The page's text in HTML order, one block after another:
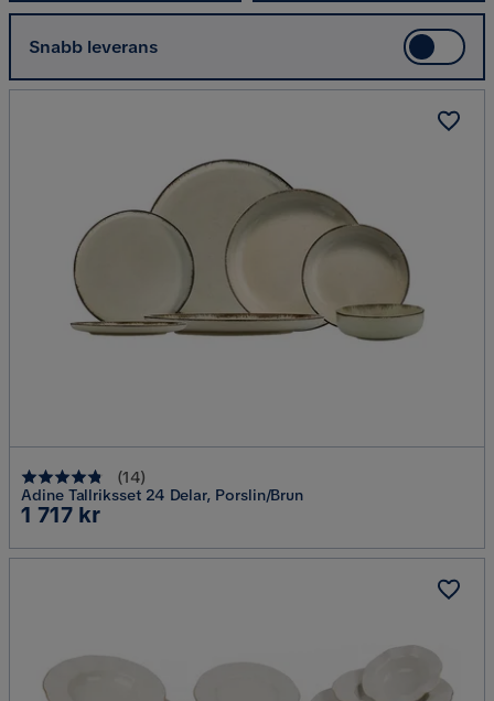
Snabb leverans
(14)
Adine Tallriksset 24 Delar, Porslin/Brun
Pris
1 717 kr